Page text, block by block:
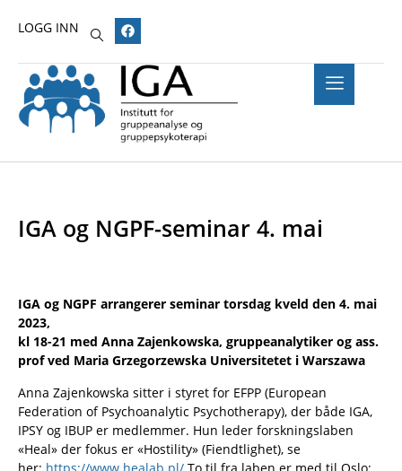
LOGG INN
IGA og NGPF-seminar 4. mai
IGA og NGPF arrangerer seminar torsdag kveld den 4. mai
2023,
kl 18-21 med Anna Zajenkowska, gruppeanalytiker og ass.
prof ved Maria Grzegorzewska Universitetet i Warszawa
Anna Zajenkowska sitter i styret for EFPP (European
Federation of Psychoanalytic Psychotherapy), der både IGA,
IPSY og IBUP er medlemmer. Hun leder forskningslaben
«Heal» der fokus er «Hostility» (Fiendtlighet), se